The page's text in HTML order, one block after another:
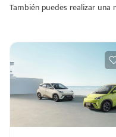
También puedes realizar